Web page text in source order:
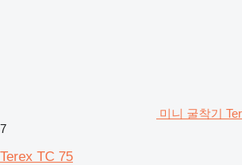
미니 굴착기
7
Terex TC 75